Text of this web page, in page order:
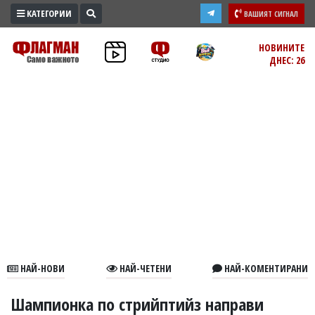
ПРОМО
ЗОНА
В
КАТЕГОРИИ ВАШИЯТ СИГНАЛ
НОВИНИТЕ
ДНЕС: 26
НАЙ-НОВИ НАЙ-ЧЕТЕНИ НАЙ-КОМЕНТИРАНИ
Шампионка по стрийптийз направи